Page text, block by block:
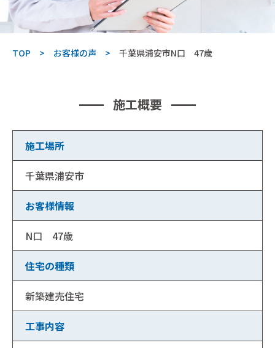
TOP お客様の声 千葉県浦安市N口 47歳
施工概要
施工場所
千葉県浦安市
お客様情報
N口 47歳
住宅の種類
新築建売住宅
工事内容